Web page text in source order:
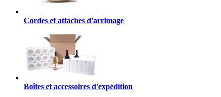
Cordes et attaches d'arrimage
Boîtes et accessoires d'expédition